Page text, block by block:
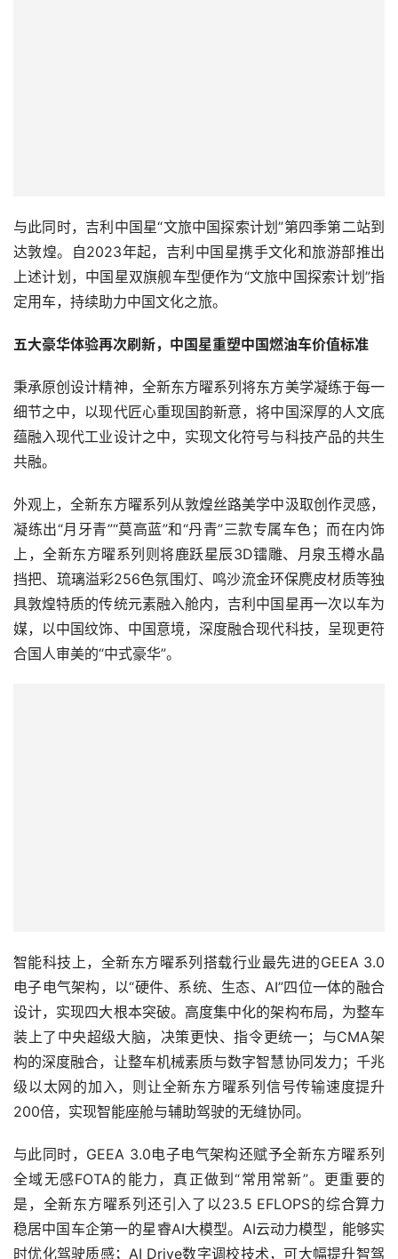
与此同时，吉利中国星“文旅中国探索计划”第四季第二站到
达敦煌。自2023年起，吉利中国星携手文化和旅游部推出
上述计划，中国星双旗舰车型便作为“文旅中国探索计划”指
定用车，持续助力中国文化之旅。
五大豪华体验再次刷新，中国星重塑中国燃油车价值标准
秉承原创设计精神，全新东方曜系列将东方美学凝练于每一
细节之中，以现代匠心重现国韵新意，将中国深厚的人文底
蕴融入现代工业设计之中，实现文化符号与科技产品的共生
共融。
外观上，全新东方曜系列从敦煌丝路美学中汲取创作灵感，
凝练出“月牙青”“莫高蓝”和“丹青”三款专属车色；而在内饰
上，全新东方曜系列则将鹿跃星辰3D镭雕、月泉玉樽水晶
挡把、琉璃溢彩256色氛围灯、鸣沙流金环保麂皮材质等独
具敦煌特质的传统元素融入舱内，吉利中国星再一次以车为
媒，以中国纹饰、中国意境，深度融合现代科技，呈现更符
合国人审美的“中式豪华”。
智能科技上，全新东方曜系列搭载行业最先进的GEEA 3.0
电子电气架构，以“硬件、系统、生态、AI”四位一体的融合
设计，实现四大根本突破。高度集中化的架构布局，为整车
装上了中央超级大脑，决策更快、指令更统一；与CMA架
构的深度融合，让整车机械素质与数字智慧协同发力；千兆
级以太网的加入，则让全新东方曜系列信号传输速度提升
200倍，实现智能座舱与辅助驾驶的无缝协同。
与此同时，GEEA 3.0电子电气架构还赋予全新东方曜系列
全域无感FOTA的能力，真正做到“常用常新”。更重要的
是，全新东方曜系列还引入了以23.5 EFLOPS的综合算力
稳居中国车企第一的星睿AI大模型。AI云动力模型，能够实
时优化驾驶质感；AI Drive数字调校技术，可大幅提升智驾